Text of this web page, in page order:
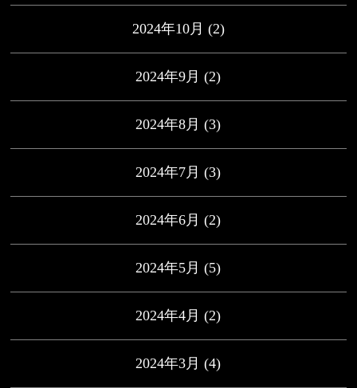
2024年10月 (2)
2024年9月 (2)
2024年8月 (3)
2024年7月 (3)
2024年6月 (2)
2024年5月 (5)
2024年4月 (2)
2024年3月 (4)